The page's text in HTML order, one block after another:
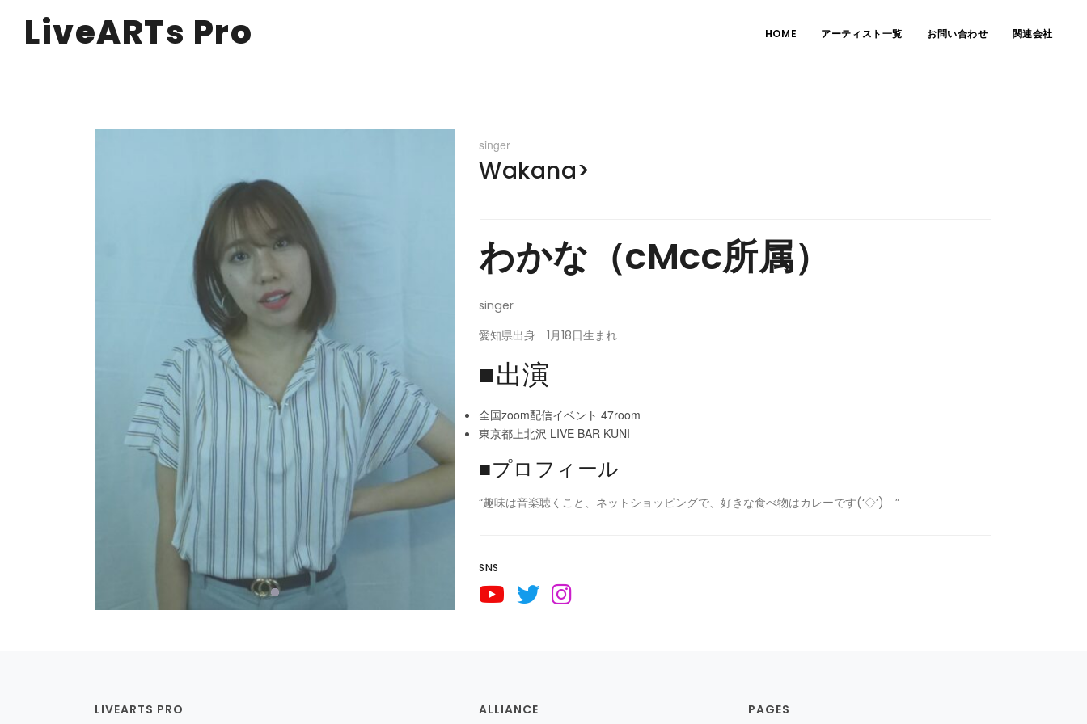
LiveARTs Pro HOME アーティスト一覧 お問い合わせ 関連会社
singer
Wakana>
わかな（cMcc所属）
singer
愛知県出身 1月18日生まれ
■出演
全国zoom配信イベント 47room
東京都上北沢 LIVE BAR KUNI
■プロフィール
“趣味は音楽聴くこと、ネットショッピングで、好きな食べ物はカレーです(‘◇’)ゞ”
SNS
LIVEARTS PRO ALLIANCE PAGES